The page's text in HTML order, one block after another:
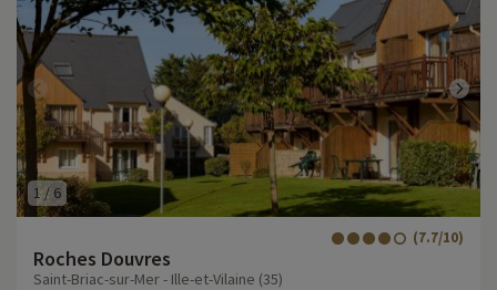
1/ 6
Roches Douvres
(7.7/10)
Saint-Briac-sur-Mer - Ille-et-Vilaine (35)